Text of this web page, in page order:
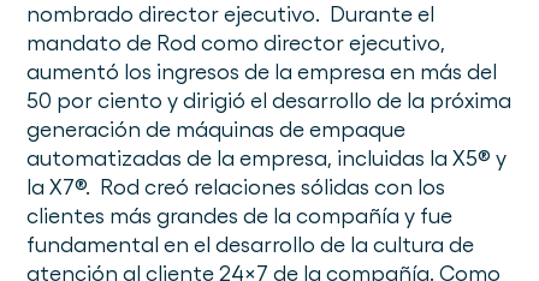
nombrado director ejecutivo. Durante el
mandato de Rod como director ejecutivo,
aumentó los ingresos de la empresa en más del
50 por ciento y dirigió el desarrollo de la próxima
generación de máquinas de empaque
automatizadas de la empresa, incluidas la X5® y
la X7®. Rod creó relaciones sólidas con los
clientes más grandes de la compañía y fue
fundamental en el desarrollo de la cultura de
atención al cliente 24x7 de la compañía. Como